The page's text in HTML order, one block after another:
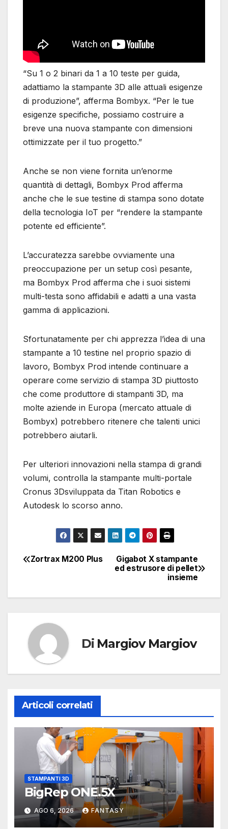
“Su 1 o 2 binari da 1 a 10 teste per guida,
adattiamo la stampante 3D alle attuali esigenze
di produzione”, afferma Bombyx. “Per le tue
esigenze specifiche, possiamo costruire a
breve una nuova stampante con dimensioni
ottimizzate per il tuo progetto.”
Anche se non viene fornita un’enorme
quantità di dettagli, Bombyx Prod afferma
anche che le sue testine di stampa sono dotate
della tecnologia IoT per “rendere la stampante
potente ed efficiente”.
L’accuratezza sarebbe ovviamente una
preoccupazione per un setup così pesante,
ma Bombyx Prod afferma che i suoi sistemi
multi-testa sono affidabili e adatti a una vasta
gamma di applicazioni.
Sfortunatamente per chi apprezza l’idea di una
stampante a 10 testine nel proprio spazio di
lavoro, Bombyx Prod intende continuare a
operare come servizio di stampa 3D piuttosto
che come produttore di stampanti 3D, ma
molte aziende in Europa (mercato attuale di
Bombyx) potrebbero ritenere che talenti unici
potrebbero aiutarli.
Per ulteriori innovazioni nella stampa di grandi
volumi, controlla la stampante multi-portale
Cronus 3Dsviluppata da Titan Robotics e
Autodesk lo scorso anno.
NavigazioneGigabot X stampante
ed estrusore di pellet
insieme
Zortrax M200 Plus
Di Margiov Margiov
Articoli correlati
STAMPANTI 3D
BigRep ONE.5X
AGO 6, 2026 FANTASY